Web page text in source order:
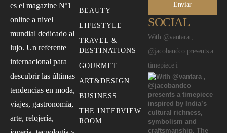
es el magazine Nº1
online a nivel
mundial dedicado al
lujo. Un referente
internacional para
descubrir las últimas
tendencias en moda,
viajes, gastronomía,
arte, relojería,
BEAUTY
LIFESTYLE
TRAVEL &
DESTINATIONS
GOURMET
ART&DESIGN
BUSINESS
THE INTERVIEW
ROOM
Enviar
SOCIAL
With @vantara ,
@jacobandco presents a
timepiece i